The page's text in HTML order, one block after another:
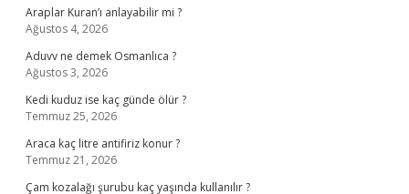
Araplar Kuran’ı anlayabilir mi ?
Ağustos 4, 2026
Aduvv ne demek Osmanlıca ?
Ağustos 3, 2026
Kedi kuduz ise kaç günde ölür ?
Temmuz 25, 2026
Araca kaç litre antifiriz konur ?
Temmuz 21, 2026
Çam kozalağı şurubu kaç yaşında kullanılır ?